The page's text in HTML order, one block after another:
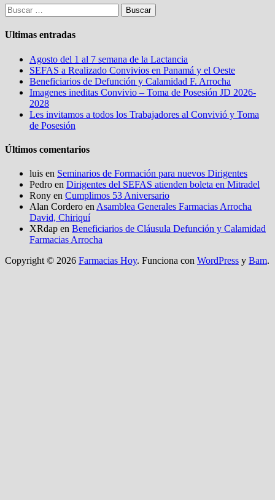
Buscar:
Ultimas entradas
Agosto del 1 al 7 semana de la Lactancia
SEFAS a Realizado Convivios en Panamá y el Oeste
Beneficiarios de Defunción y Calamidad F. Arrocha
Imagenes ineditas Convivio – Toma de Posesión JD 2026-
2028
Les invitamos a todos los Trabajadores al Convivió y Toma
de Posesión
Últimos comentarios
luis en Seminarios de Formación para nuevos Dirigentes
Pedro en Dirigentes del SEFAS atienden boleta en Mitradel
Rony en Cumplimos 53 Aniversario
Alan Cordero en Asamblea Generales Farmacias Arrocha
David, Chiriquí
XRdap en Beneficiarios de Cláusula Defunción y Calamidad
Farmacias Arrocha
Copyright © 2026 Farmacias Hoy. Funciona con WordPress y Bam.